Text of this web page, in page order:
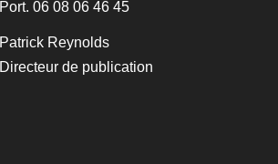
Port. 06 08 06 46 45
Patrick Reynolds
Directeur de publication